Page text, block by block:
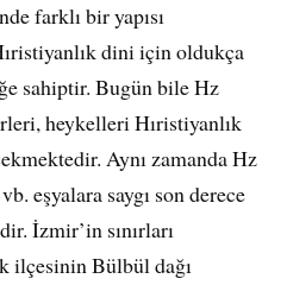
farklı bir yapısı
dini için oldukça
sahiptir. Bugün bile Hz
heykelleri Hıristiyanlık
Aynı zamanda Hz
eşyalara saygı son derece
İzmir’in sınırları
ilçesinin Bülbül dağı